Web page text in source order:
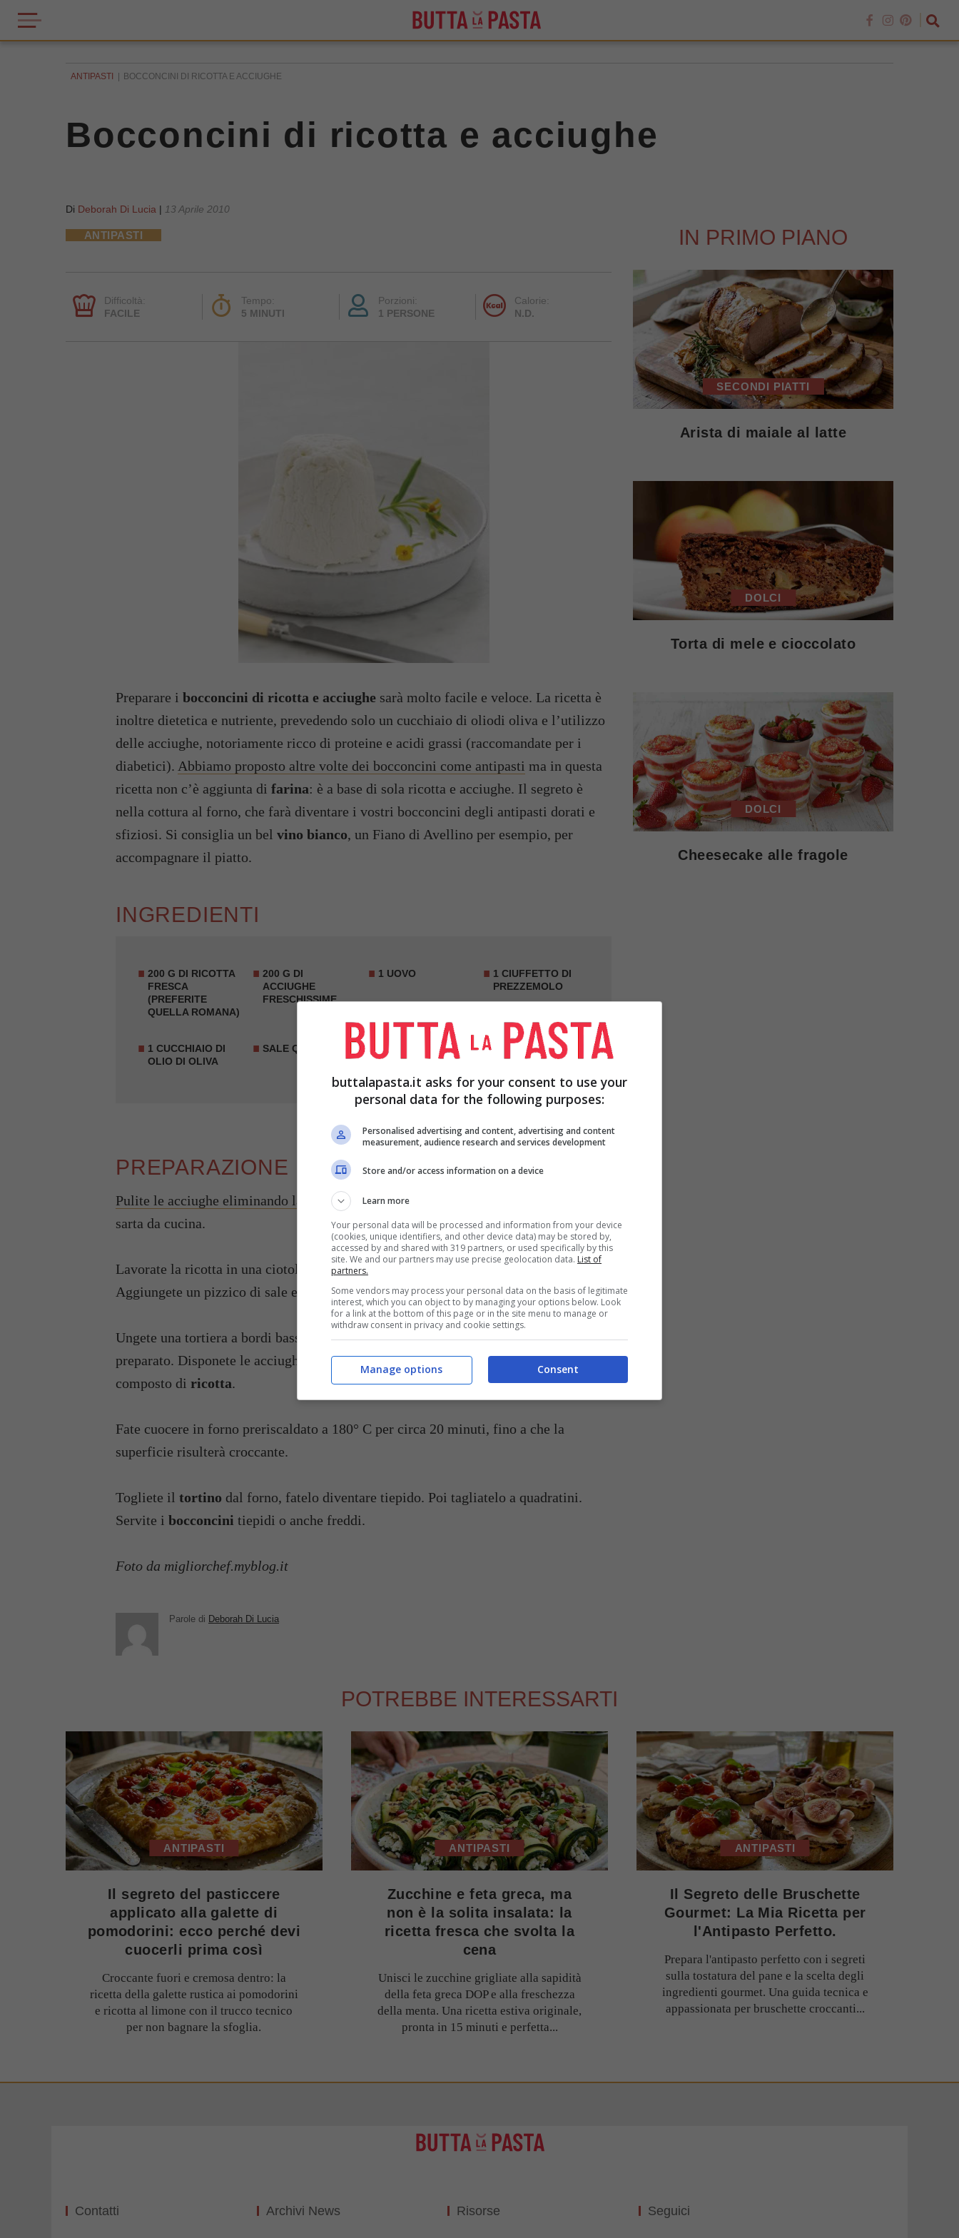
ANTIPASTI BOCCONCINI DI RICOTTA E ACCIUGHE
Bocconcini di ricotta e acciughe
Di Deborah Di Lucia | 13 Aprile 2010
ANTIPASTI
Difficoltà:
FACILE
Tempo:
5 MINUTI
Porzioni:
1 PERSONE
Calorie:
N.D.
Preparare i bocconcini di ricotta e acciughe sarà molto facile e veloce. La ricetta è
inoltre dietetica e nutriente, prevedendo solo un cucchiaio di oliodi oliva e l’utilizzo
delle acciughe, notoriamente ricco di proteine e acidi grassi (raccomandate per i
diabetici). Abbiamo proposto altre volte dei bocconcini come antipasti ma in questa
ricetta non c’è aggiunta di farina: è a base di sola ricotta e acciughe. Il segreto è
nella cottura al forno, che farà diventare i vostri bocconcini degli antipasti dorati e
sfiziosi. Si consiglia un bel vino bianco, un Fiano di Avellino per esempio, per
accompagnare il piatto.
INGREDIENTI
200 G DI RICOTTA
FRESCA
(PREFERITE
QUELLA ROMANA)
200 G DI
ACCIUGHE
FRESCHISSIME
1 UOVO
1 CIUFFETTO DI
PREZZEMOLO
1 CUCCHIAIO DI
OLIO DI OLIVA
SALE Q.B. PEPE Q.B.
PREPARAZIONE
Pulite le acciughe eliminando la testa e la lisca centrale
sarta da cucina.
Lavorate la ricotta in una ciotola incorporando l’ uovo
. Unite il prezzemolo tritato.
Aggiungete un pizzico di sale e una macinata di pepe e amalgamate il composto.
Ungete una tortiera a bordi bassi e distribuitevi sul fondo metà del composto
preparato. Disponete le acciughe in uno strato. Ricoprite con la restante parte del
composto di ricotta.
Fate cuocere in forno preriscaldato a 180° C per circa 20 minuti, fino a che la
superficie risulterà croccante.
Togliete il tortino dal forno, fatelo diventare tiepido. Poi tagliatelo a quadratini.
Servite i bocconcini tiepidi o anche freddi.
Foto da migliorchef.myblog.it
Parole di Deborah Di Lucia
IN PRIMO PIANO
SECONDI PIATTI
Arista di maiale al latte
DOLCI
Torta di mele e cioccolato
DOLCI
Cheesecake alle fragole
POTREBBE INTERESSARTI
ANTIPASTI
Il segreto del pasticcere
applicato alla galette di
pomodorini: ecco perché devi
cuocerli prima così
Croccante fuori e cremosa dentro: la
ricetta della galette rustica ai pomodorini
e ricotta al limone con il trucco tecnico
per non bagnare la sfoglia.
ANTIPASTI
Zucchine e feta greca, ma
non è la solita insalata: la
ricetta fresca che svolta la
cena
Unisci le zucchine grigliate alla sapidità
della feta greca DOP e alla freschezza
della menta. Una ricetta estiva originale,
pronta in 15 minuti e perfetta...
ANTIPASTI
Il Segreto delle Bruschette
Gourmet: La Mia Ricetta per
l'Antipasto Perfetto.
Prepara l'antipasto perfetto con i segreti
sulla tostatura del pane e la scelta degli
ingredienti gourmet. Una guida tecnica e
appassionata per bruschette croccanti...
Contatti Archivi News Risorse Seguici
buttalapasta.it asks for your consent to use your
personal data for the following purposes:
Personalised advertising and content, advertising and content
measurement, audience research and services development
Store and/or access information on a device
Learn more
Your personal data will be processed and information from your device
(cookies, unique identifiers, and other device data) may be stored by,
accessed by and shared with 319 partners, or used specifically by this
site. We and our partners may use precise geolocation data. List of
partners.
Some vendors may process your personal data on the basis of legitimate
interest, which you can object to by managing your options below. Look
for a link at the bottom of this page or in the site menu to manage or
withdraw consent in privacy and cookie settings.
Consent
Manage options